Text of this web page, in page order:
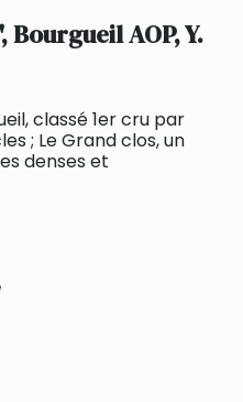
Bourgueil AOP, Y.
classé 1er cru par
; Le Grand clos, un
denses et